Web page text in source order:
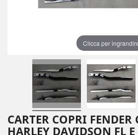
Clicca per
CARTER COPRI
HARLEY DAVIDSON FL